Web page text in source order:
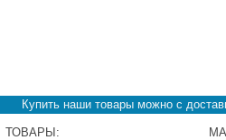
Купить наши товары можно с
ТОВАРЫ: